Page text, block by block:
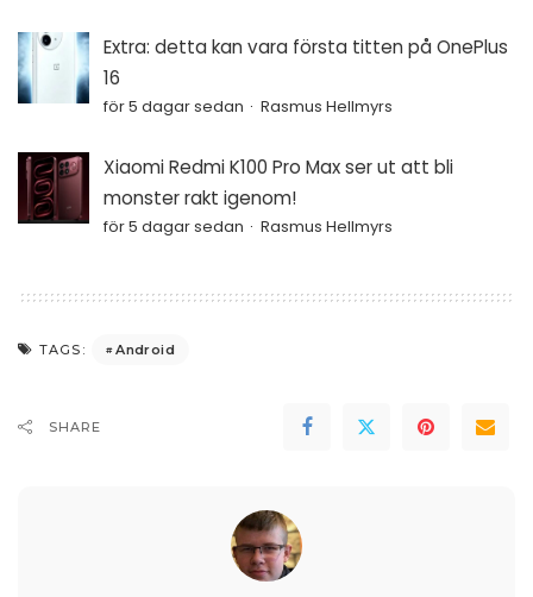
Extra: detta kan vara första titten på OnePlus
16
för 5 dagar sedan Rasmus Hellmyrs
Xiaomi Redmi K100 Pro Max ser ut att bli
monster rakt igenom!
för 5 dagar sedan Rasmus Hellmyrs
TAGS: Android
SHARE